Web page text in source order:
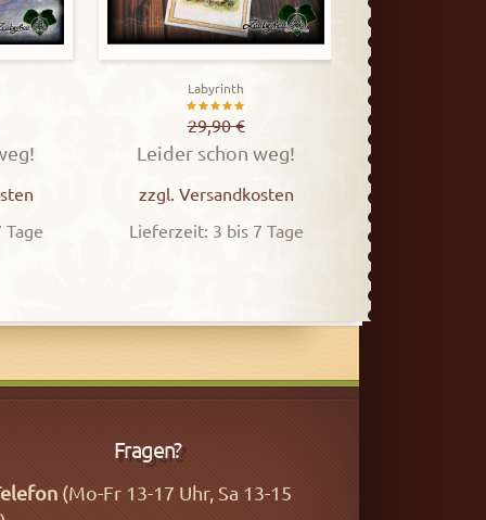
Labyrinth
Bewertet
mit
29,90€
Leider schon weg!
zzgl. Versandkosten
Lieferzeit: 3 bis 7 Tage
Fragen?
(Mo-Fr 13-17 Uhr, Sa 13-15